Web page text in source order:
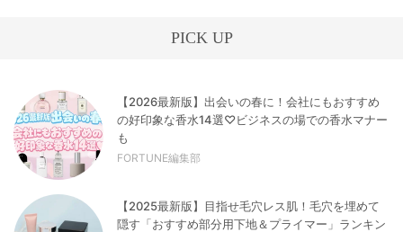
PICK UP
【2026最新版】出会いの春に！会社にもおすすめ
の好印象な香水14選♡ビジネスの場での香水マナー
も
FORTUNE編集部
【2025最新版】目指せ毛穴レス肌！毛穴を埋めて
隠す「おすすめ部分用下地＆プライマー」ランキン